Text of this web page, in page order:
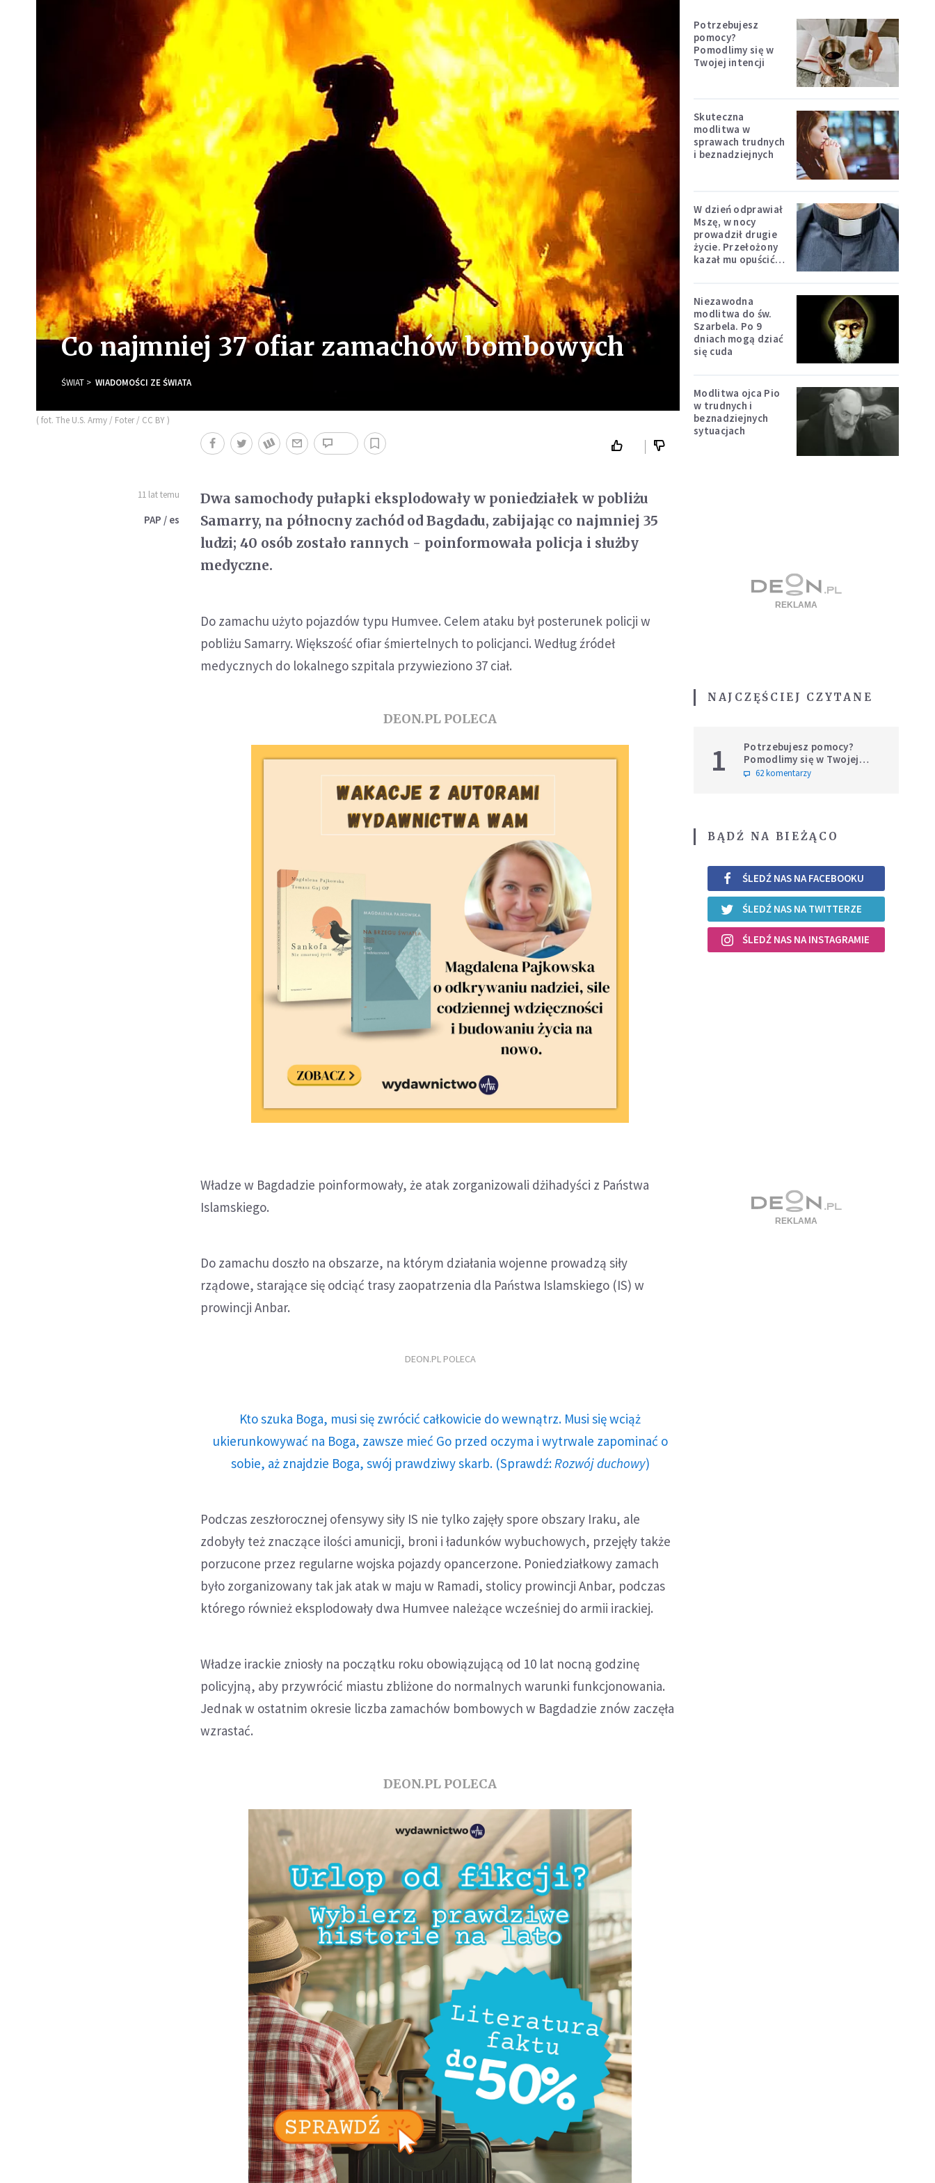
Co najmniej 37 ofiar zamachów bombowych
ŚWIAT WIADOMOŚCI ZE ŚWIATA
( fot. The U.S. Army / Foter / CC BY )
11 lat temu
PAP / es
Dwa samochody pułapki eksplodowały w poniedziałek w pobliżu
Samarry, na północny zachód od Bagdadu, zabijając co najmniej 35
ludzi; 40 osób zostało rannych - poinformowała policja i służby
medyczne.
Do zamachu użyto pojazdów typu Humvee. Celem ataku był posterunek policji w
pobliżu Samarry. Większość ofiar śmiertelnych to policjanci. Według źródeł
medycznych do lokalnego szpitala przywieziono 37 ciał.
DEON.PL POLECA
Władze w Bagdadzie poinformowały, że atak zorganizowali dżihadyści z Państwa
Islamskiego.
Do zamachu doszło na obszarze, na którym działania wojenne prowadzą siły
rządowe, starające się odciąć trasy zaopatrzenia dla Państwa Islamskiego (IS) w
prowincji Anbar.
DEON.PL POLECA
Kto szuka Boga, musi się zwrócić całkowicie do wewnątrz. Musi się wciąż
ukierunkowywać na Boga, zawsze mieć Go przed oczyma i wytrwale zapominać o
sobie, aż znajdzie Boga, swój prawdziwy skarb. (Sprawdź: Rozwój duchowy)
Podczas zeszłorocznej ofensywy siły IS nie tylko zajęły spore obszary Iraku, ale
zdobyły też znaczące ilości amunicji, broni i ładunków wybuchowych, przejęły także
porzucone przez regularne wojska pojazdy opancerzone. Poniedziałkowy zamach
było zorganizowany tak jak atak w maju w Ramadi, stolicy prowincji Anbar, podczas
którego również eksplodowały dwa Humvee należące wcześniej do armii irackiej.
Władze irackie zniosły na początku roku obowiązującą od 10 lat nocną godzinę
policyjną, aby przywrócić miastu zbliżone do normalnych warunki funkcjonowania.
Jednak w ostatnim okresie liczba zamachów bombowych w Bagdadzie znów zaczęła
wzrastać.
DEON.PL POLECA
Potrzebujesz
pomocy?
Pomodlimy się w
Twojej intencji
Skuteczna
modlitwa w
sprawach trudnych
i beznadziejnych
W dzień odprawiał
Mszę, w nocy
prowadził drugie
życie. Przełożony
kazał mu opuścić
Niezawodna
modlitwa do św.
Szarbela. Po 9
dniach mogą dziać
się cuda
Modlitwa ojca Pio
w trudnych i
beznadziejnych
sytuacjach
NAJCZĘŚCIEJ CZYTANE
1
Potrzebujesz pomocy?
Pomodlimy się w Twojej
intencji
62 komentarzy
BĄDŹ NA BIEŻĄCO
ŚLEDŹ NAS NA FACEBOOKU
ŚLEDŹ NAS NA TWITTERZE
ŚLEDŹ NAS NA INSTAGRAMIE